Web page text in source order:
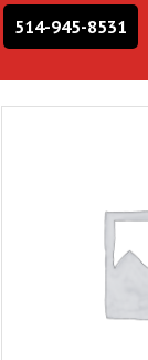
514-945-8531